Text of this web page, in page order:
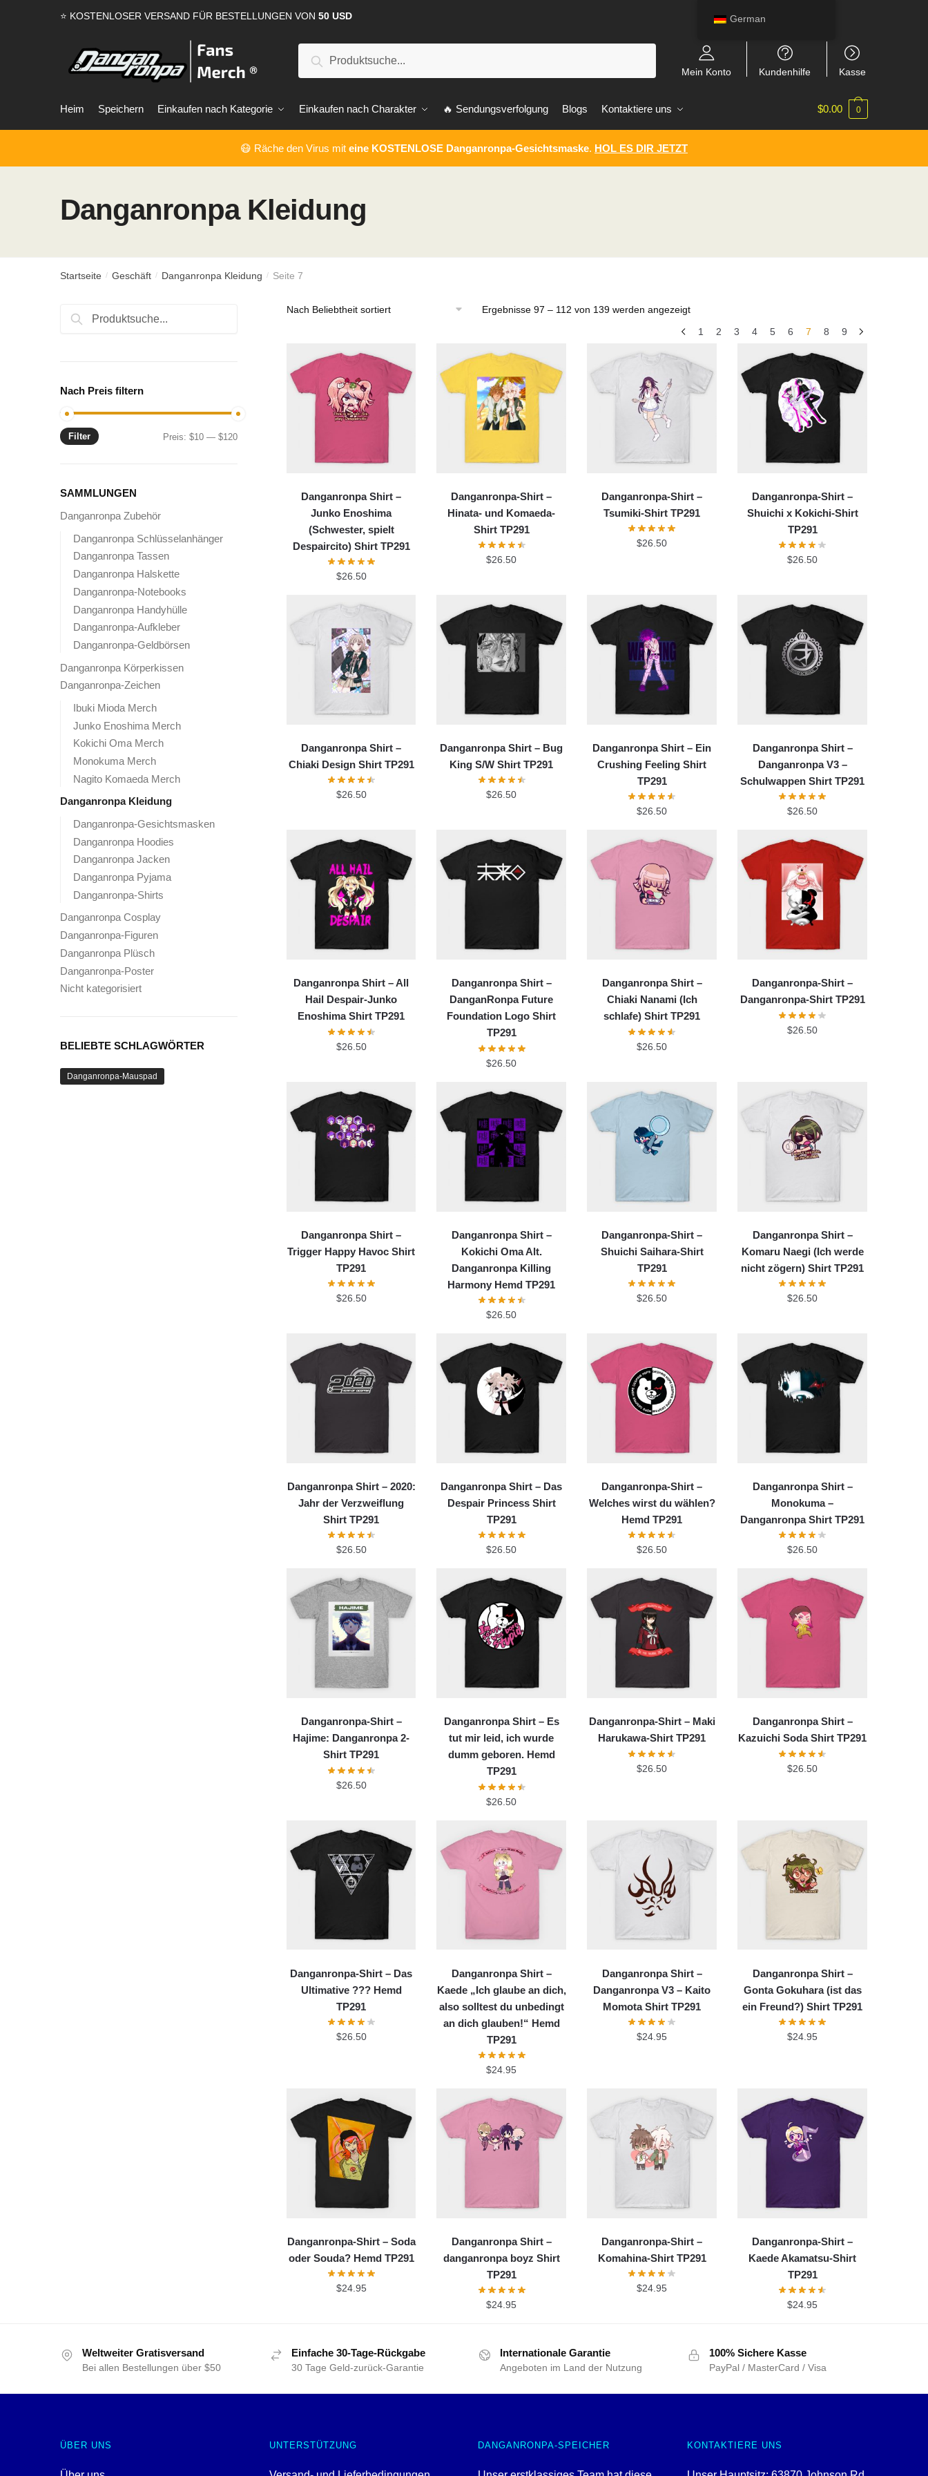
⭐ KOSTENLOSER VERSAND FÜR BESTELLUNGEN VON 50 USD
nach:
Suche
Mein Konto Kundenhilfe Kasse
Heim Speichern Einkaufen nach Kategorie Einkaufen nach Charakter 🔥 Sendungsverfolgung Blogs Kontaktiere uns $0.00 0
😷 Räche den Virus mit eine KOSTENLOSE Danganronpa-Gesichtsmaske. HOL ES DIR JETZT
Danganronpa Kleidung
Startseite / Geschäft / Danganronpa Kleidung / Seite 7
Ergebnisse 97 – 112 von 139 werden angezeigt
1
2 3 4 5 6 7 8 9
Danganronpa Shirt –
Junko Enoshima
(Schwester, spielt
Despaircito) Shirt TP291
$26.50
Danganronpa-Shirt –
Hinata- und Komaeda-
Shirt TP291
$26.50
Danganronpa-Shirt –
Tsumiki-Shirt TP291
$26.50
Danganronpa-Shirt –
Shuichi x Kokichi-Shirt
TP291
$26.50
Danganronpa Shirt –
Chiaki Design Shirt TP291
$26.50
Danganronpa Shirt – Bug
King S/W Shirt TP291
$26.50
Danganronpa Shirt – Ein
Crushing Feeling Shirt
TP291
$26.50
Danganronpa Shirt –
Danganronpa V3 –
Schulwappen Shirt TP291
$26.50
Danganronpa Shirt – All
Hail Despair-Junko
Enoshima Shirt TP291
$26.50
Danganronpa Shirt –
DanganRonpa Future
Foundation Logo Shirt
TP291
$26.50
Danganronpa Shirt –
Chiaki Nanami (Ich
schlafe) Shirt TP291
$26.50
Danganronpa-Shirt –
Danganronpa-Shirt TP291
$26.50
Danganronpa Shirt –
Trigger Happy Havoc Shirt
TP291
$26.50
Danganronpa Shirt –
Kokichi Oma Alt.
Danganronpa Killing
Harmony Hemd TP291
$26.50
Danganronpa-Shirt –
Shuichi Saihara-Shirt
TP291
$26.50
Danganronpa Shirt –
Komaru Naegi (Ich werde
nicht zögern) Shirt TP291
$26.50
Danganronpa Shirt – 2020:
Jahr der Verzweiflung
Shirt TP291
$26.50
Danganronpa Shirt – Das
Despair Princess Shirt
TP291
$26.50
Danganronpa-Shirt –
Welches wirst du wählen?
Hemd TP291
$26.50
Danganronpa Shirt –
Monokuma –
Danganronpa Shirt TP291
$26.50
Danganronpa-Shirt –
Hajime: Danganronpa 2-
Shirt TP291
$26.50
Danganronpa Shirt – Es
tut mir leid, ich wurde
dumm geboren. Hemd
TP291
$26.50
Danganronpa-Shirt – Maki
Harukawa-Shirt TP291
$26.50
Danganronpa Shirt –
Kazuichi Soda Shirt TP291
$26.50
Danganronpa-Shirt – Das
Ultimative ??? Hemd
TP291
$26.50
Danganronpa Shirt –
Kaede „Ich glaube an dich,
also solltest du unbedingt
an dich glauben!“ Hemd
TP291
$24.95
Danganronpa Shirt –
Danganronpa V3 – Kaito
Momota Shirt TP291
$24.95
Danganronpa Shirt –
Gonta Gokuhara (ist das
ein Freund?) Shirt TP291
$24.95
Danganronpa-Shirt – Soda
oder Souda? Hemd TP291
$24.95
Danganronpa Shirt –
danganronpa boyz Shirt
TP291
$24.95
Danganronpa-Shirt –
Komahina-Shirt TP291
$24.95
Danganronpa-Shirt –
Kaede Akamatsu-Shirt
TP291
$24.95
Suche
Suche
Nach Preis filtern
Min.
Max.
Filter Preis:$10 —$120
SAMMLUNGEN
Danganronpa Zubehör
Danganronpa Schlüsselanhänger
Danganronpa Tassen
Danganronpa Halskette
Danganronpa-Notebooks
Danganronpa Handyhülle
Danganronpa-Aufkleber
Danganronpa-Geldbörsen
Danganronpa Körperkissen
Danganronpa-Zeichen
Ibuki Mioda Merch
Junko Enoshima Merch
Kokichi Oma Merch
Monokuma Merch
Nagito Komaeda Merch
Danganronpa Kleidung
Danganronpa-Gesichtsmasken
Danganronpa Hoodies
Danganronpa Jacken
Danganronpa Pyjama
Danganronpa-Shirts
Danganronpa Cosplay
Danganronpa-Figuren
Danganronpa Plüsch
Danganronpa-Poster
Nicht kategorisiert
BELIEBTE SCHLAGWÖRTER
Danganronpa-Mauspad
Weltweiter Gratisversand
Bei allen Bestellungen über $50
Einfache 30-Tage-Rückgabe
30 Tage Geld-zurück-Garantie
Internationale Garantie
Angeboten im Land der Nutzung
100% Sichere Kasse
PayPal / MasterCard / Visa
ÜBER UNS UNTERSTÜTZUNG DANGANRONPA-SPEICHER KONTAKTIERE UNS
German